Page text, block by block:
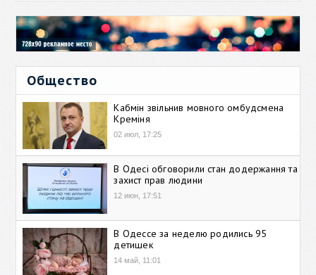
Общество
Кабмін звільнив мовного омбудсмена
Креміня
02 июл, 17:25
В Одесі обговорили стан додержання та
захист прав людини
12 июн, 17:51
В Одессе за неделю родились 95
детишек
14 май, 11:01